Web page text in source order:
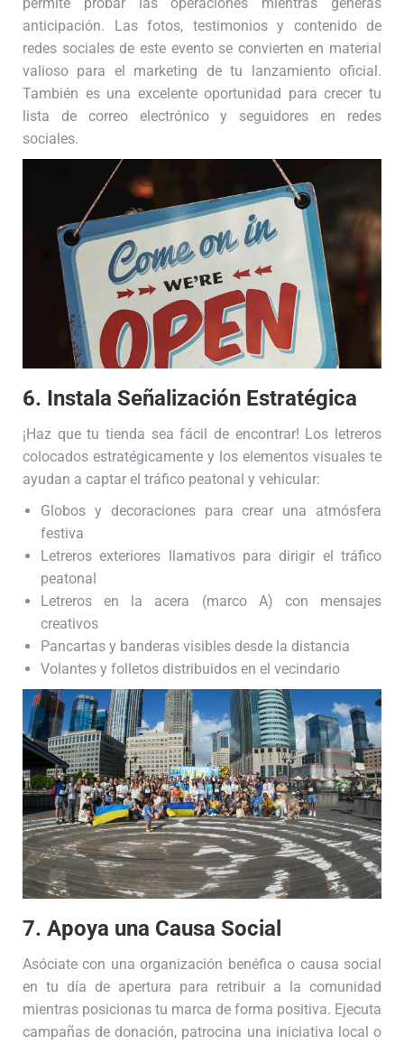
anticipación. Las fotos, testimonios y contenido de
redes sociales de este evento se convierten en material
valioso para el marketing de tu lanzamiento oficial.
También es una excelente oportunidad para crecer tu
lista de correo electrónico y seguidores en redes
sociales.
6. Instala Señalización Estratégica
¡Haz que tu tienda sea fácil de encontrar! Los letreros
colocados estratégicamente y los elementos visuales te
ayudan a captar el tráfico peatonal y vehicular:
Globos y decoraciones para crear una atmósfera
festiva
Letreros exteriores llamativos para dirigir el tráfico
peatonal
Letreros en la acera (marco A) con mensajes
creativos
Pancartas y banderas visibles desde la distancia
Volantes y folletos distribuidos en el vecindario
7. Apoya una Causa Social
Asóciate con una organización benéfica o causa social
en tu día de apertura para retribuir a la comunidad
mientras posicionas tu marca de forma positiva. Ejecuta
campañas de donación, patrocina una iniciativa local o